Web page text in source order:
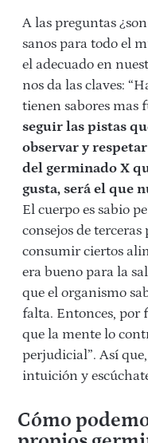
A las preguntas
sanos para todo el
el adecuado en
nos da las claves:
tienen sabores mas
seguir las pistas
observar y
del germinado X
gusta, será el que
El cuerpo es sabio
consejos de
consumir ciertos
era bueno para la
que el organismo
falta. Entonces, por
que la mente lo
perjudicial”. Así que,
intuición y
Cómo